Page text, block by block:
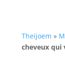
Theijoem »
cheveux qui